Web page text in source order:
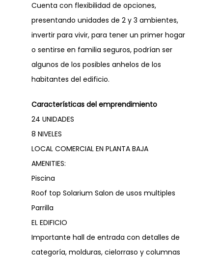
Cuenta con flexibilidad de opciones,
presentando unidades de 2 y 3 ambientes,
invertir para vivir, para tener un primer hogar
o sentirse en familia seguros, podrían ser
algunos de los posibles anhelos de los
habitantes del edificio.
Características del emprendimiento
24 UNIDADES
8 NIVELES
LOCAL COMERCIAL EN PLANTA BAJA
AMENITIES:
Piscina
Roof top Solarium Salon de usos multiples
Parrilla
EL EDIFICIO
Importante hall de entrada con detalles de
categoría, molduras, cielorraso y columnas